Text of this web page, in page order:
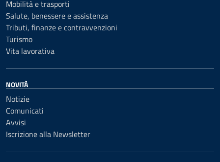
Mobilità e trasporti
Salute, benessere e assistenza
Tributi, finanze e contravvenzioni
Turismo
Vita lavorativa
NOVITÀ
Notizie
Comunicati
Avvisi
Iscrizione alla Newsletter